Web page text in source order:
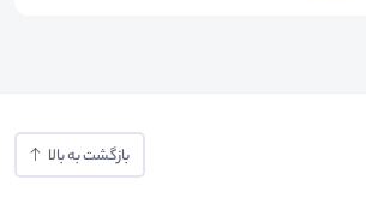
بازگشت به بالا